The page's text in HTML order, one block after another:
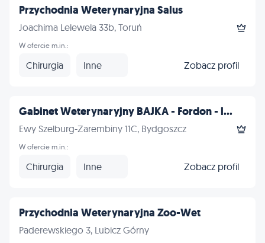
Przychodnia Weterynaryjna Salus
Joachima Lelewela 33b, Toruń
W ofercie m.in.:
Chirurgia Inne Zobacz profil
Gabinet Weterynaryjny BAJKA - Fordon - l...
Ewy Szelburg-Zarembiny 11C, Bydgoszcz
W ofercie m.in.:
Chirurgia Inne Zobacz profil
Przychodnia Weterynaryjna Zoo-Wet
Paderewskiego 3, Lubicz Górny